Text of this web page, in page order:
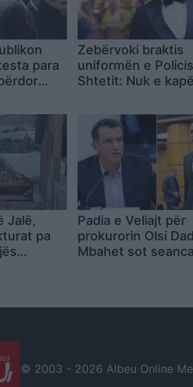
para
polici?
Zebërvoki braktis
uniformën e
Shtetit: Nuk e
që nuk duam, të
unë dorëzoj
për dorëheqje
Jalë,
pa
Padia e Veliajt për
prokurorin Olsi
Mbahet sot seanca
© 2003 - 2026 Albeu Online